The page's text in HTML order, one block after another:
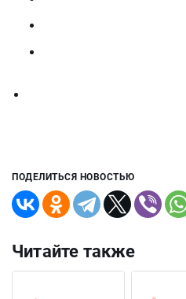
ПОДЕЛИТЬСЯ НОВОСТЬЮ
Читайте также